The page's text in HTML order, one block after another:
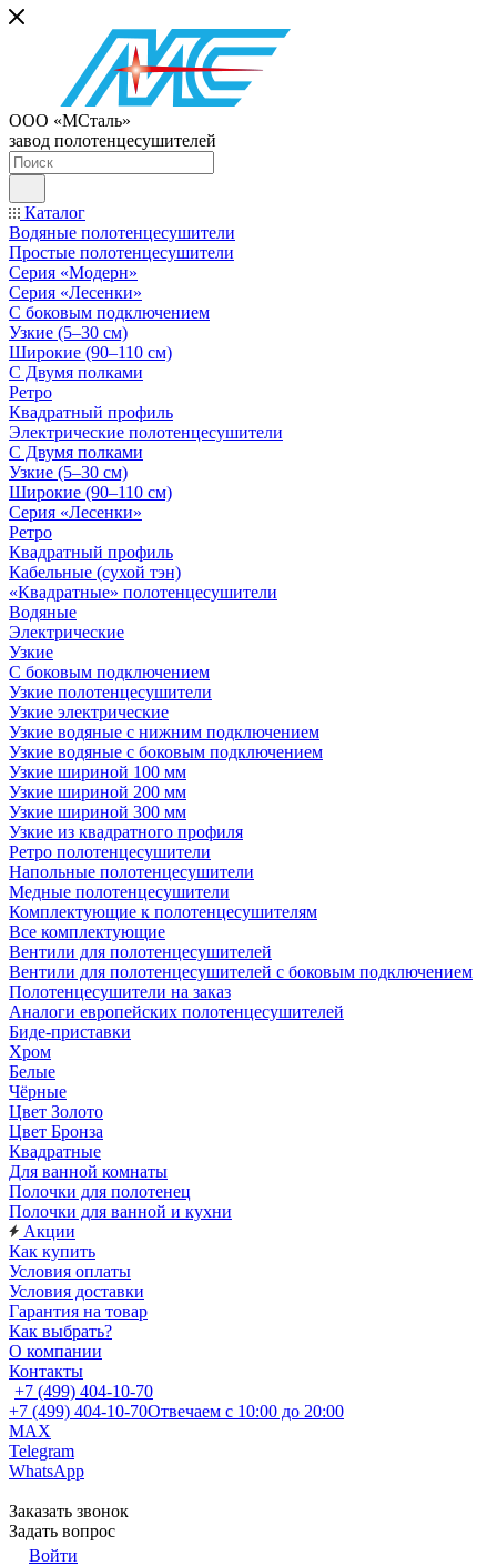
ООО «МСталь»
завод полотенцесушителей
Каталог
Водяные полотенцесушители
Простые полотенцесушители
Серия «Модерн»
Серия «Лесенки»
С боковым подключением
Узкие (5–30 см)
Широкие (90–110 см)
С Двумя полками
Ретро
Квадратный профиль
Электрические полотенцесушители
С Двумя полками
Узкие (5–30 см)
Широкие (90–110 см)
Серия «Лесенки»
Ретро
Квадратный профиль
Кабельные (сухой тэн)
«Квадратные» полотенцесушители
Водяные
Электрические
Узкие
С боковым подключением
Узкие полотенцесушители
Узкие электрические
Узкие водяные с нижним подключением
Узкие водяные с боковым подключением
Узкие шириной 100 мм
Узкие шириной 200 мм
Узкие шириной 300 мм
Узкие из квадратного профиля
Ретро полотенцесушители
Напольные полотенцесушители
Медные полотенцесушители
Комплектующие к полотенцесушителям
Все комплектующие
Вентили для полотенцесушителей
Вентили для полотенцесушителей с боковым подключением
Полотенцесушители на заказ
Аналоги европейских полотенцесушителей
Биде-приставки
Хром
Белые
Чёрные
Цвет Золото
Цвет Бронза
Квадратные
Для ванной комнаты
Полочки для полотенец
Полочки для ванной и кухни
Акции
Как купить
Условия оплаты
Условия доставки
Гарантия на товар
Как выбрать?
О компании
Контакты
+7 (499) 404-10-70
+7 (499) 404-10-70Отвечаем с 10:00 до 20:00
MAX
Telegram
WhatsApp
Заказать звонок
Задать вопрос
Войти